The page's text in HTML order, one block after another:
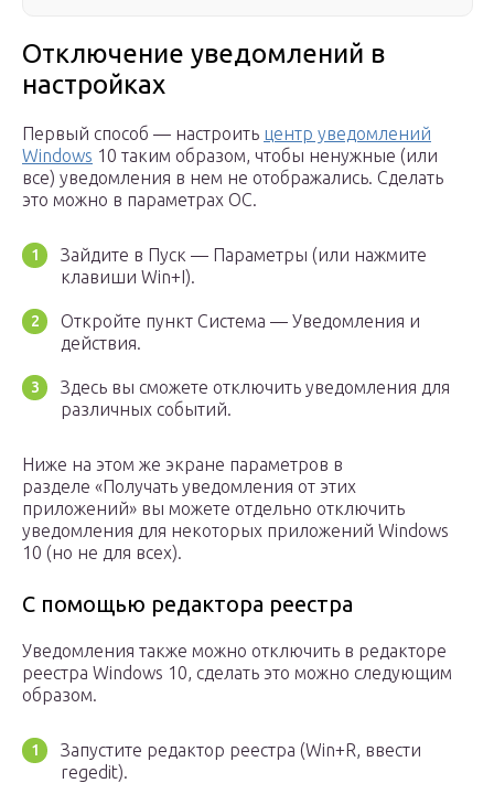
Отключение уведомлений в
настройках
Первый способ — настроить центр уведомлений
Windows 10 таким образом, чтобы ненужные (или
все) уведомления в нем не отображались. Сделать
это можно в параметрах ОС.
Зайдите в Пуск — Параметры (или нажмите
клавиши Win+I).
Откройте пункт Система — Уведомления и
действия.
Здесь вы сможете отключить уведомления для
различных событий.
Ниже на этом же экране параметров в
разделе «Получать уведомления от этих
приложений» вы можете отдельно отключить
уведомления для некоторых приложений Windows
10 (но не для всех).
С помощью редактора реестра
Уведомления также можно отключить в редакторе
реестра Windows 10, сделать это можно следующим
образом.
Запустите редактор реестра (Win+R, ввести
regedit).